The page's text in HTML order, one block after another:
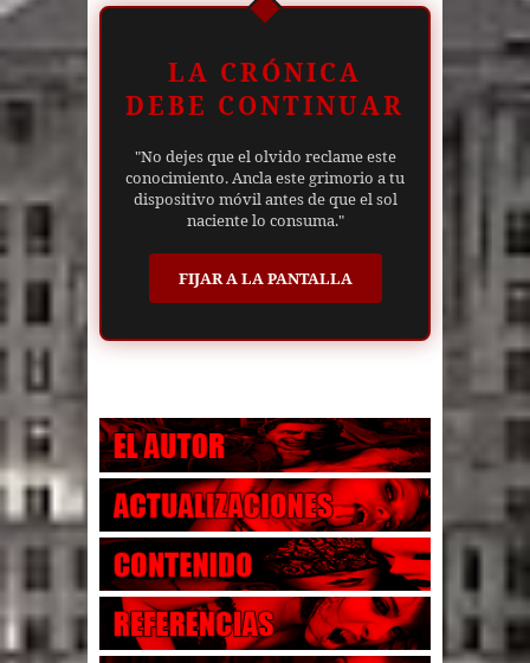
LA CRÓNICA
DEBE CONTINUAR
"No dejes que el olvido reclame este
conocimiento. Ancla este grimorio a tu
dispositivo móvil antes de que el sol
naciente lo consuma."
FIJAR A LA PANTALLA